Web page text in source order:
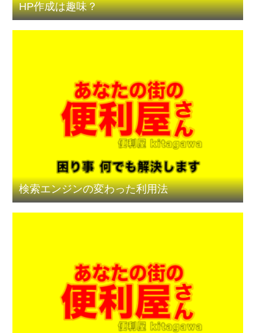
HP作成は趣味？
検索エンジンの変わった利用法